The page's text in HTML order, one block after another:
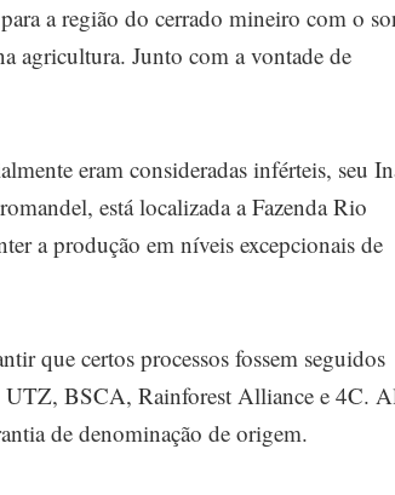
a região do cerrado mineiro com o
agricultura. Junto com a vontade de
eram consideradas inférteis, seu
está localizada a Fazenda Rio
a produção em níveis excepcionais de
que certos processos fossem seguidos
UTZ, BSCA, Rainforest Alliance e 4C.
de denominação de origem.